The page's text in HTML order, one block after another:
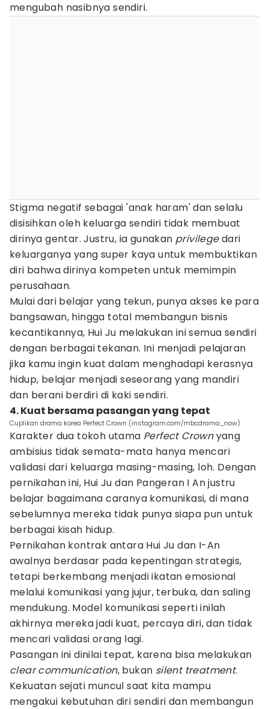
mengubah nasibnya sendiri.
Stigma negatif sebagai 'anak haram' dan selalu
disisihkan oleh keluarga sendiri tidak membuat
dirinya gentar. Justru, ia gunakan privilegedari
keluarganya yang super kaya untuk membuktikan
diri bahwa dirinya kompeten untuk memimpin
perusahaan.
Mulai dari belajar yang tekun, punya akses ke para
bangsawan, hingga total membangun bisnis
kecantikannya, Hui Ju melakukan ini semua sendiri
dengan berbagai tekanan. Ini menjadi pelajaran
jika kamu ingin kuat dalam menghadapi kerasnya
hidup, belajar menjadi seseorang yang mandiri
dan berani berdiri di kaki sendiri.
4. Kuat bersama pasangan yang tepat
Cuplikan drama korea Perfect Crown (instagram.com/mbcdrama_now)
Karakter dua tokoh utama Perfect Crownyang
ambisius tidak semata-mata hanya mencari
validasi dari keluarga masing-masing, loh. Dengan
pernikahan ini, Hui Ju dan Pangeran I An justru
belajar bagaimana caranya komunikasi, di mana
sebelumnya mereka tidak punya siapa pun untuk
berbagai kisah hidup.
Pernikahan kontrak antara Hui Ju dan I-An
awalnya berdasar pada kepentingan strategis,
tetapi berkembang menjadi ikatan emosional
melalui komunikasi yang jujur, terbuka, dan saling
mendukung. Model komunikasi seperti inilah
akhirnya mereka jadi kuat, percaya diri, dan tidak
mencari validasi orang lagi.
Pasangan ini dinilai tepat, karena bisa melakukan
clear communication, bukan silent treatment.
Kekuatan sejati muncul saat kita mampu
mengakui kebutuhan diri sendiri dan membangun